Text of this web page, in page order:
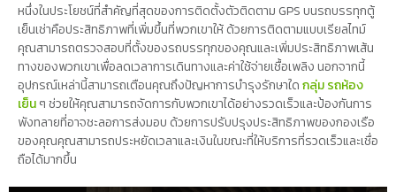
หนึ่งในประโยชน์ที่สำคัญที่สุดของการติดตั้งตัวติดตาม GPS บนรถบรรทุกตู้
เย็นเช่าคือประสิทธิภาพที่เพิ่มขึ้นที่พวกเขาให้ ด้วยการติดตามแบบเรียลไทม์
คุณสามารถตรวจสอบที่ตั้งของรถบรรทุกของคุณและเพิ่มประสิทธิภาพเส้น
ทางของพวกเขาเพื่อลดเวลาการเดินทางและค่าใช้จ่ายเชื้อเพลิง นอกจากนี้
อุปกรณ์เหล่านี้สามารถเตือนคุณถึงปัญหาการบำรุงรักษาใดกลุ่ม รถห้อง
เย็นๆ ช่วยให้คุณสามารถจัดการกับพวกเขาได้อย่างรวดเร็วและป้องกันการ
พังทลายที่อาจชะลอการส่งมอบ ด้วยการปรับปรุงประสิทธิภาพของกองเรือ
ของคุณคุณสามารถประหยัดเวลาและเงินในขณะที่ให้บริการที่รวดเร็วและเชื่อ
ถือได้มากขึ้น